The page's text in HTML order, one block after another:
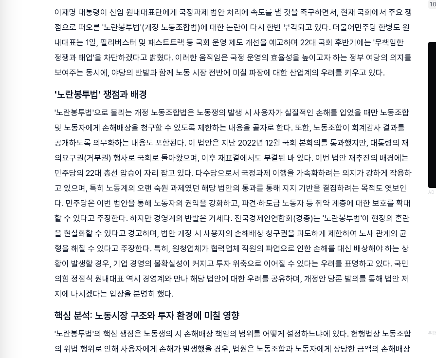
이재명 대통령이 신임 원내대표단에게 국정과제 법안 처리에 속도를 낼 것을 촉구하면서, 현재 국회에서 주요 쟁
점으로 떠오른 '노란봉투법'(개정 노동조합법)에 대한 논란이 다시 한번 부각되고 있다. 더불어민주당 한병도 원
내대표는 1일, 필리버스터 및 패스트트랙 등 국회 운영 제도 개선을 예고하며 22대 국회 후반기에는 '무책임한
정쟁과 태업'을 차단하겠다고 밝혔다. 이러한 움직임은 국정 운영의 효율성을 높이고자 하는 정부 여당의 의지를
보여주는 동시에, 야당의 반발과 함께 노동 시장 전반에 미칠 파장에 대한 산업계의 우려를 키우고 있다.
'노란봉투법' 쟁점과 배경
'노란봉투법'으로 불리는 개정 노동조합법은 노동쟁의 발생 시 사용자가 실질적인 손해를 입었을 때만 노동조합
및 노동자에게 손해배상을 청구할 수 있도록 제한하는 내용을 골자로 한다. 또한, 노동조합이 회계감사 결과를
공개하도록 의무화하는 내용도 포함된다. 이 법안은 지난 2022년 12월 국회 본회의를 통과했지만, 대통령의 재
의요구권(거부권) 행사로 국회로 돌아왔으며, 이후 재표결에서도 부결된 바 있다. 이번 법안 재추진의 배경에는
민주당의 22대 총선 압승이 자리 잡고 있다. 다수당으로서 국정과제 이행을 가속화하려는 의지가 강하게 작용하
고 있으며, 특히 노동계의 오랜 숙원 과제였던 해당 법안의 통과를 통해 지지 기반을 결집하려는 목적도 엿보인
다. 민주당은 이번 법안을 통해 노동자의 권익을 강화하고, 파견·하도급 노동자 등 취약 계층에 대한 보호를 확대
할 수 있다고 주장한다. 하지만 경영계의 반발은 거세다. 전국경제인연합회(경총)는 '노란봉투법'이 현장의 혼란
을 현실화할 수 있다고 경고하며, 법안 개정 시 사용자의 손해배상 청구권을 과도하게 제한하여 노사 관계의 균
형을 해칠 수 있다고 주장한다. 특히, 원청업체가 협력업체 직원의 파업으로 인한 손해를 대신 배상해야 하는 상
황이 발생할 경우, 기업 경영의 불확실성이 커지고 투자 위축으로 이어질 수 있다는 우려를 표명하고 있다. 국민
의힘 정점식 원내대표 역시 경영계와 만나 해당 법안에 대한 우려를 공유하며, 개정안 당론 발의를 통해 법안 저
지에 나서겠다는 입장을 분명히 했다.
핵심 분석: 노동시장 구조와 투자 환경에 미칠 영향
'노란봉투법'의 핵심 쟁점은 노동쟁의 시 손해배상 책임의 범위를 어떻게 설정하느냐에 있다. 현행법상 노동조합
의 위법 행위로 인해 사용자에게 손해가 발생했을 경우, 법원은 노동조합과 노동자에게 상당한 금액의 손해배상
10
AD
쿠